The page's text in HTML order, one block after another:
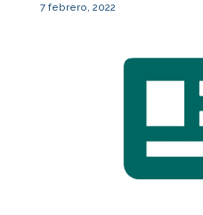
7 febrero, 2022